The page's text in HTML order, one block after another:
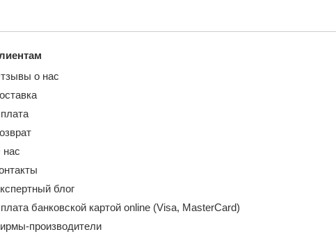
о нас
блог
банковской картой online (Visa, MasterCard)
производители